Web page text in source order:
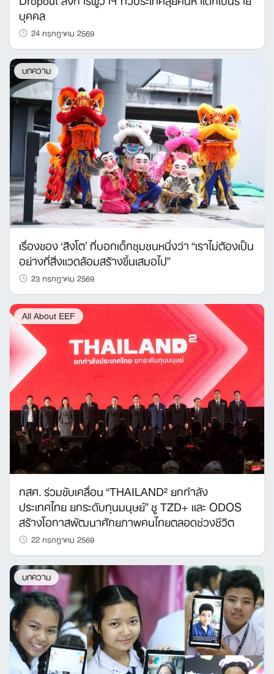
บุคคล
24 กรกฎาคม 2569
บทความ
เรื่องของ ‘สิงโต’ ที่บอกเด็กชุมชนหนึ่งว่า “เราไม่ต้องเป็น
อย่างที่สิ่งแวดล้อมสร้างขึ้นเสมอไป”
23 กรกฎาคม 2569
All About EEF
กสศ. ร่วมขับเคลื่อน “THAILAND² ยกกำลัง
ประเทศไทย ยกระดับทุนมนุษย์” ชู TZD+ และ ODOS
สร้างโอกาสพัฒนาศักยภาพคนไทยตลอดช่วงชีวิต
22 กรกฎาคม 2569
บทความ